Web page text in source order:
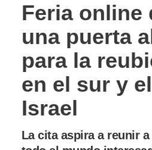
Feria online
una puerta
para la
en el sur y
Israel
La cita aspira a reunir